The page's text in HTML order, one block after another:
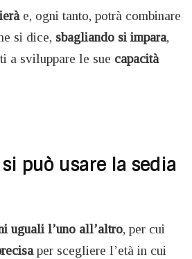
e, ogni tanto, potrà combinare
si dice, sbagliando si impara,
a sviluppare le sue capacità
può usare la sedia
uguali l’uno all’altro, per cui
per scegliere l’età in cui